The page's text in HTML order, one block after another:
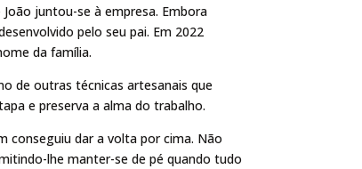
juntou-se à empresa. Embora
pelo seu pai. Em 2022
da família.
de outras técnicas artesanais que
e preserva a alma do trabalho.
conseguiu dar a volta por cima. Não
lhe manter-se de pé quando tudo